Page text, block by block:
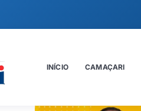
INÍCIO CAMAÇARI